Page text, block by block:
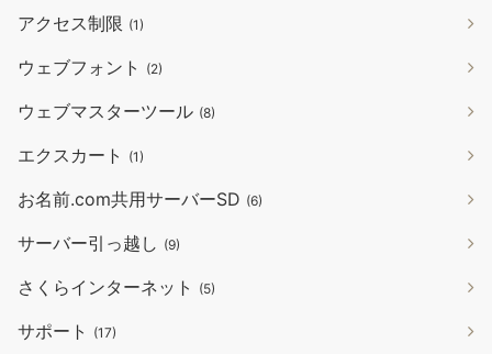
アクセス制限 (1)
ウェブフォント (2)
ウェブマスターツール (8)
エクスカート (1)
お名前.com共用サーバーSD (6)
サーバー引っ越し (9)
さくらインターネット (5)
サポート (17)